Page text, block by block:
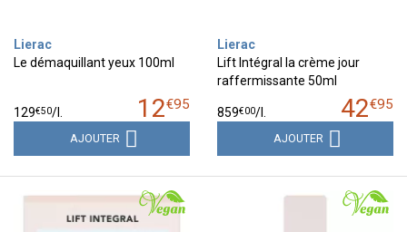
Lierac
Le démaquillant yeux 100ml
12€95
129€50/
AJOUTER
Lierac
Lift Intégral la crème jour
raffermissante 50ml
42€95
859€00/
AJOUTER